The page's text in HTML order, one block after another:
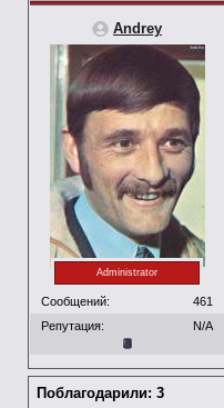
Andrey
Administrator
Сообщений:
461
Репутация:
N/A
Поблагодарили: 3